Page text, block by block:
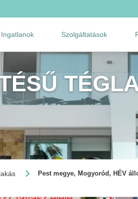
Ingatlanok Szolgáltatások
Pest megye, Mogyoród, HÉV